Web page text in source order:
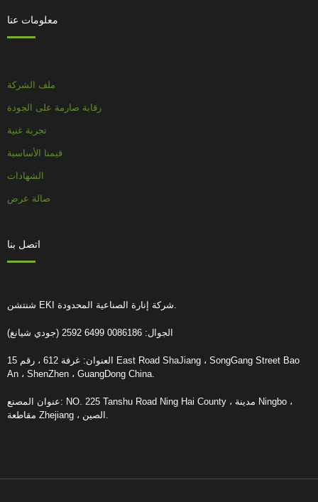
معلومات عنا
ملف الشركة
رقابة صارمة على الجودة
تجربة غنية
قيمنا الأساسية
الشهادات
صالة عرض
اتصل بنا
الجوال: 0086186 6499 2592 (جودي شيانغ)
العنوان: غرفة 612 ، رقم 15 East Road ShaJiang ، SongGang Street Bao
An ، ShenZhen ، GuangDong China.
عنوان المصنع: NO. 225 Tanshu Road Ning Hai County ، مدينة Ningbo ،